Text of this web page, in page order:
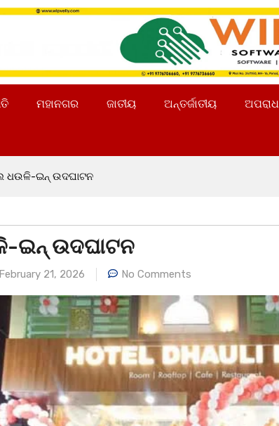
ମହାନଗର ଜାତୀୟ ଅନ୍ତର୍ଜାତୀୟ ଅପରାଧ
ଧଉଳି-ଇନ୍ ଉଦଘାଟନ
ଇନ୍ ଉଦଘାଟନ
February 21, 2026 No Comments